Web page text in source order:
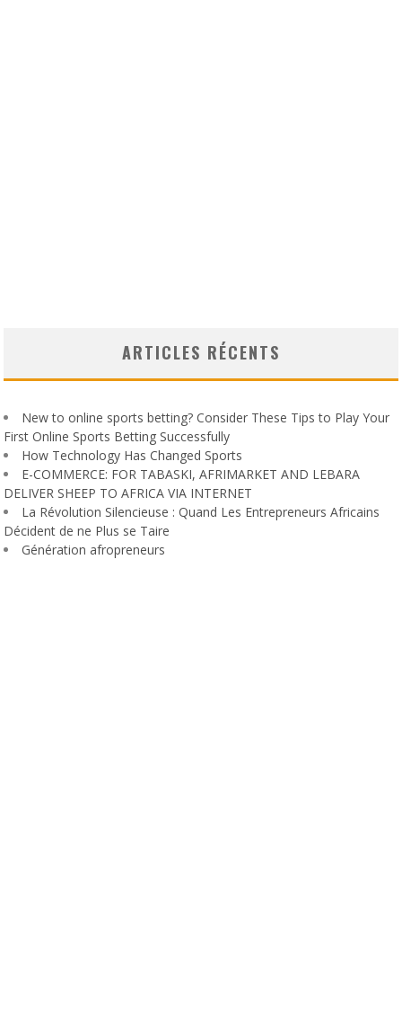
ARTICLES RÉCENTS
New to online sports betting? Consider These Tips to Play Your
First Online Sports Betting Successfully
How Technology Has Changed Sports
E-COMMERCE: FOR TABASKI, AFRIMARKET AND LEBARA
DELIVER SHEEP TO AFRICA VIA INTERNET
La Révolution Silencieuse : Quand Les Entrepreneurs Africains
Décident de ne Plus se Taire
Génération afropreneurs